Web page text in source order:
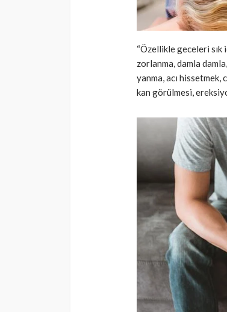
“Özellikle geceleri sık
zorlanma, damla
yanma, acı hissetmek,
kan görülmesi,